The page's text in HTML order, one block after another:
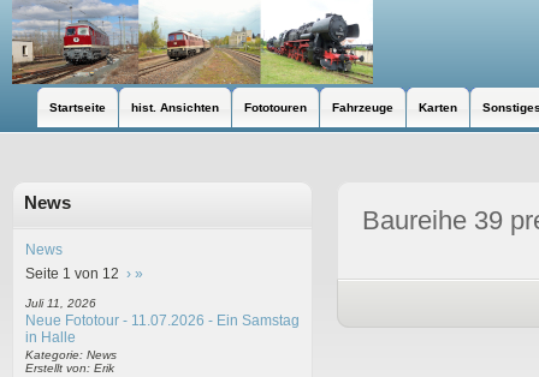
Startseite hist. Ansichten Fototouren Fahrzeuge Karten
News
News
Seite 1 von 12 › »
Juli 11, 2026
Neue Fototour - 11.07.2026 - Ein Samstag
in Halle
Kategorie: News
Erstellt von: Erik
Baureihe 39